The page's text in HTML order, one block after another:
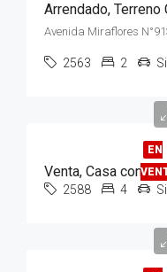
Arrendado,
Avenida Miraflores
2563 2 Si
EN
Venta, Casa con
2588 4 Si